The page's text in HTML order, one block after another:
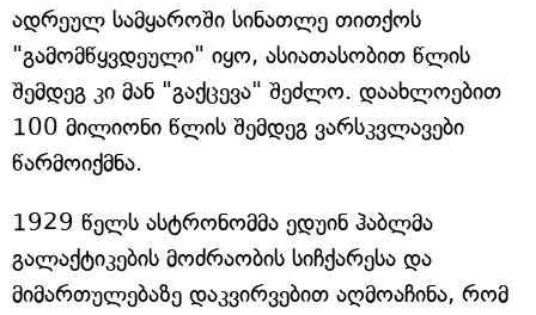
ადრეულ სამყაროში სინათლე თითქოს
"გამომწყვდეული" იყო, ასიათასობით წლის
შემდეგ კი მან "გაქცევა" შეძლო. დაახლოებით
100 მილიონი წლის შემდეგ ვარსკვლავები
წარმოიქმნა.
1929 წელს ასტრონომმა ედუინ ჰაბლმა
გალაქტიკების მოძრაობის სიჩქარესა და
მიმართულებაზე დაკვირვებით აღმოაჩინა, რომ